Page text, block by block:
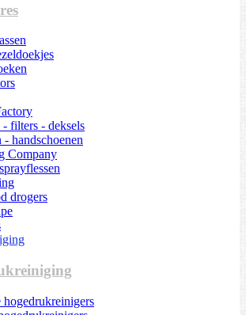
- filters - deksels
- handschoenen
Company
drogers
hogedrukreinigers